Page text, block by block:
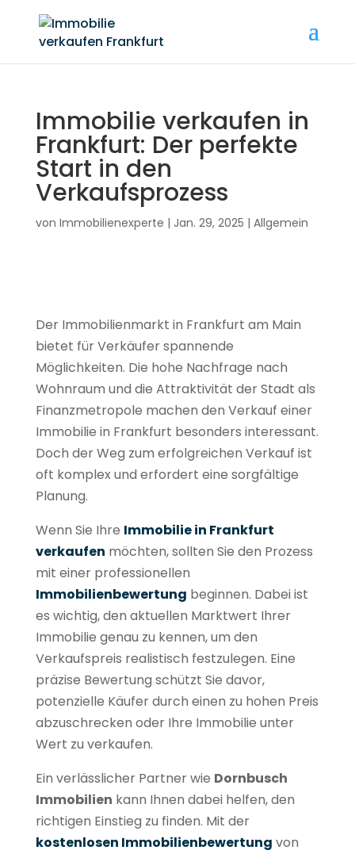
Immobilie verkaufen in
Frankfurt: Der perfekte
Start in den
Verkaufsprozess
von Immobilienexperte | Jan. 29, 2025 | Allgemein
Der Immobilienmarkt in Frankfurt am Main
bietet für Verkäufer spannende
Möglichkeiten. Die hohe Nachfrage nach
Wohnraum und die Attraktivität der Stadt als
Finanzmetropole machen den Verkauf einer
Immobilie in Frankfurt besonders interessant.
Doch der Weg zum erfolgreichen Verkauf ist
oft komplex und erfordert eine sorgfältige
Planung.
Wenn Sie Ihre Immobilie in Frankfurt
verkaufen möchten, sollten Sie den Prozess
mit einer professionellen
Immobilienbewertung beginnen. Dabei ist
es wichtig, den aktuellen Marktwert Ihrer
Immobilie genau zu kennen, um den
Verkaufspreis realistisch festzulegen. Eine
präzise Bewertung schützt Sie davor,
potenzielle Käufer durch einen zu hohen Preis
abzuschrecken oder Ihre Immobilie unter
Wert zu verkaufen.
Ein verlässlicher Partner wie Dornbusch
Immobilien kann Ihnen dabei helfen, den
richtigen Einstieg zu finden. Mit der
kostenlosen Immobilienbewertung von